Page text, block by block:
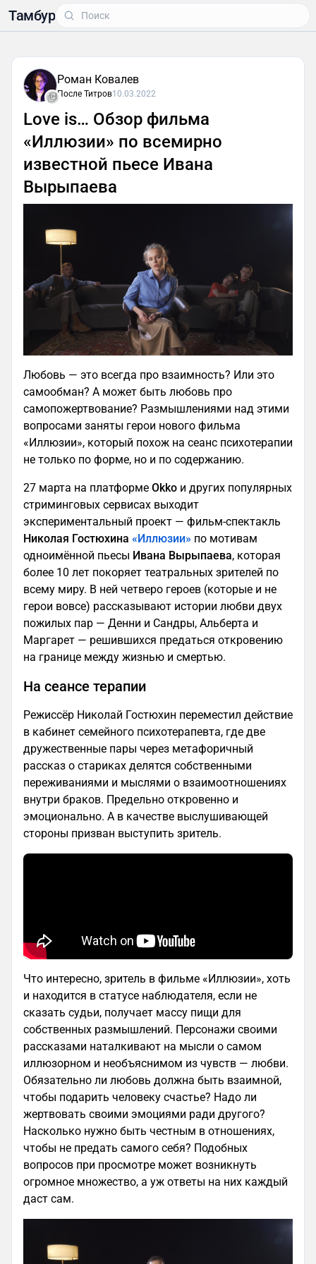
Тамбур
Роман Ковалев
После Титров10.03.2022
Love is… Обзор фильма
«Иллюзии» по всемирно
известной пьесе Ивана
Вырыпаева
Любовь — это всегда про взаимность? Или это
самообман? А может быть любовь про
самопожертвование? Размышлениями над этими
вопросами заняты герои нового фильма
«Иллюзии», который похож на сеанс психотерапии
не только по форме, но и по содержанию.
27 марта на платформе Okko и других популярных
стриминговых сервисах выходит
экспериментальный проект — фильм-спектакль
Николая Гостюхина «Иллюзии» по мотивам
одноимённой пьесы Ивана Вырыпаева, которая
более 10 лет покоряет театральных зрителей по
всему миру. В ней четверо героев (которые и не
герои вовсе) рассказывают истории любви двух
пожилых пар — Денни и Сандры, Альберта и
Маргарет — решившихся предаться откровению
на границе между жизнью и смертью.
На сеансе терапии
Режиссёр Николай Гостюхин переместил действие
в кабинет семейного психотерапевта, где две
дружественные пары через метафоричный
рассказ о стариках делятся собственными
переживаниями и мыслями о взаимоотношениях
внутри браков. Предельно откровенно и
эмоционально. А в качестве выслушивающей
стороны призван выступить зритель.
Что интересно, зритель в фильме «Иллюзии», хоть
и находится в статусе наблюдателя, если не
сказать судьи, получает массу пищи для
собственных размышлений. Персонажи своими
рассказами наталкивают на мысли о самом
иллюзорном и необъяснимом из чувств — любви.
Обязательно ли любовь должна быть взаимной,
чтобы подарить человеку счастье? Надо ли
жертвовать своими эмоциями ради другого?
Насколько нужно быть честным в отношениях,
чтобы не предать самого себя? Подобных
вопросов при просмотре может возникнуть
огромное множество, а уж ответы на них каждый
даст сам.